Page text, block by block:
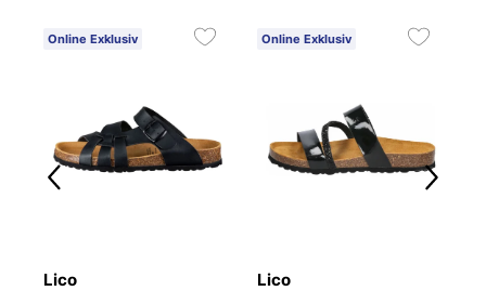
Online Exklusiv
Lico
Online Exklusiv
Lico